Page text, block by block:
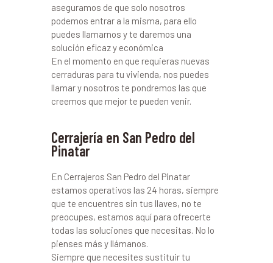
aseguramos de que solo nosotros
podemos entrar a la misma, para ello
puedes llamarnos y te daremos una
solución eficaz y económica
En el momento en que requieras nuevas
cerraduras para tu vivienda, nos puedes
llamar y nosotros te pondremos las que
creemos que mejor te pueden venir.
Cerrajería en San Pedro del
Pinatar
En Cerrajeros San Pedro del Pinatar
estamos operativos las 24 horas, siempre
que te encuentres sin tus llaves, no te
preocupes, estamos aquí para ofrecerte
todas las soluciones que necesitas. No lo
pienses más y llámanos.
Siempre que necesites sustituir tu